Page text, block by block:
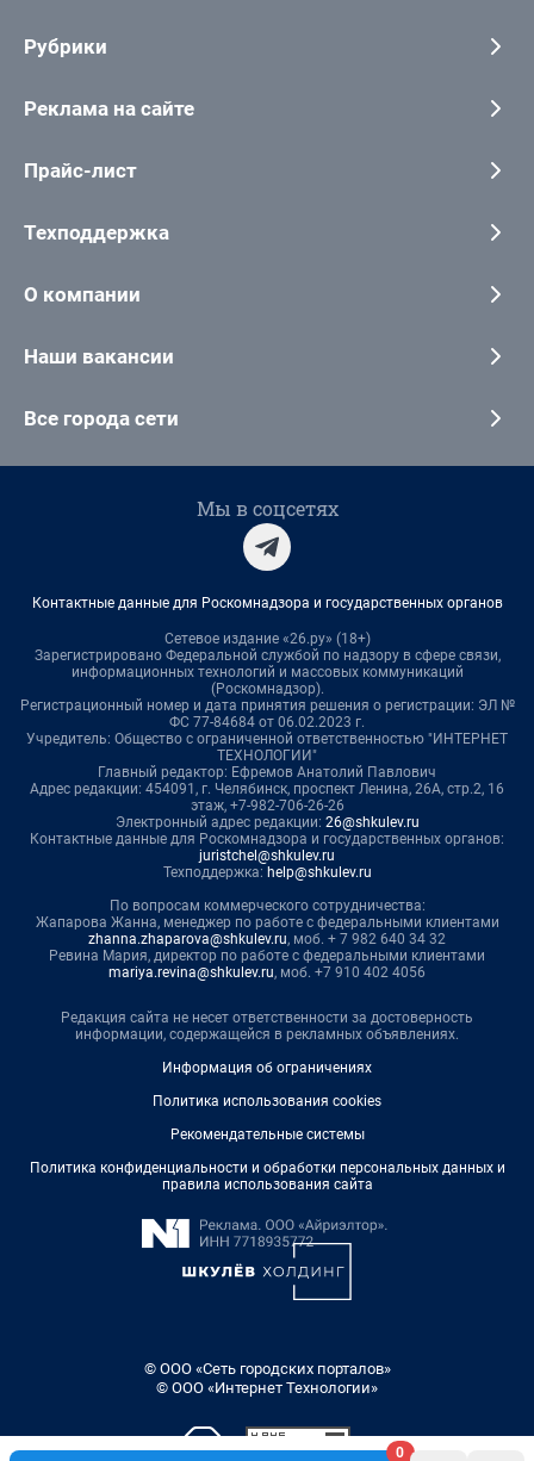
0
Рубрики
Реклама на сайте
Прайс-лист
Техподдержка
О компании
Наши вакансии
Все города сети
Мы в соцсетях
Контактные данные для Роскомнадзора и государственных органов
Сетевое издание «26.ру» (18+)
Зарегистрировано Федеральной службой по надзору в сфере связи,
информационных технологий и массовых коммуникаций
(Роскомнадзор).
Регистрационный номер и дата принятия решения о регистрации: ЭЛ №
ФС 77-84684 от 06.02.2023 г.
Учредитель: Общество с ограниченной ответственностью "ИНТЕРНЕТ
ТЕХНОЛОГИИ"
Главный редактор: Ефремов Анатолий Павлович
Адрес редакции: 454091, г. Челябинск, проспект Ленина, 26А, стр.2, 16
этаж, +7-982-706-26-26
Электронный адрес редакции: 26@shkulev.ru
Контактные данные для Роскомнадзора и государственных органов:
juristchel@shkulev.ru
Техподдержка: help@shkulev.ru
По вопросам коммерческого сотрудничества:
Жапарова Жанна, менеджер по работе с федеральными клиентами
zhanna.zhaparova@shkulev.ru, моб. + 7 982 640 34 32
Ревина Мария, директор по работе с федеральными клиентами
mariya.revina@shkulev.ru, моб. +7 910 402 4056
Редакция сайта не несет ответственности за достоверность
информации, содержащейся в рекламных объявлениях.
Информация об ограничениях
Политика использования cookies
Рекомендательные системы
Политика конфиденциальности и обработки персональных данных и
правила использования сайта
© ООО «Сеть городских порталов»
© ООО «Интернет Технологии»